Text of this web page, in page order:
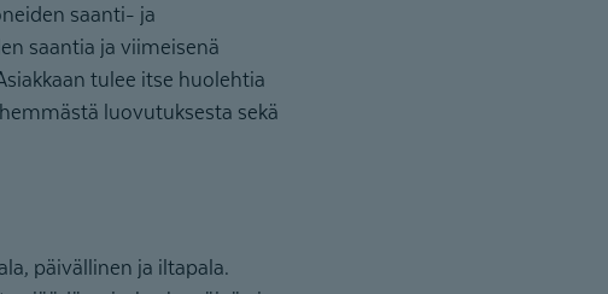
saanti- ja
saantia ja viimeisenä
tulee itse huolehtia
luovutuksesta sekä
päivällinen ja iltapala.